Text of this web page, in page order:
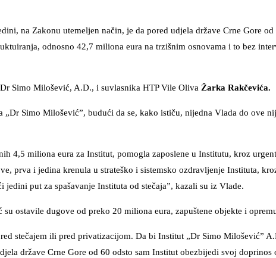
na Zakonu utemeljen način, je da pored udjela države Crne Gore od
odnosno 42,7 miliona eura na trzišnim osnovama i to bez
Simo Milošević, A.D., i suvlasnika HTP Vile Oliva Žarka Rakčevića.
Simo Milošević”, budući da se, kako ističu, nijedna Vlada do ove
4,5 miliona eura za Institut, pomogla zaposlene u Institutu, kroz
prva i jedina krenula u strateško i sistemsko ozdravljenje Instituta,
put za spašavanje Instituta od stečaja”, kazali su iz Vlade.
ostavile dugove od preko 20 miliona eura, zapuštene objekte i
stečajem ili pred privatizacijom. Da bi Institut „Dr Simo Milošević”
države Crne Gore od 60 odsto sam Institut obezbijedi svoj doprinos